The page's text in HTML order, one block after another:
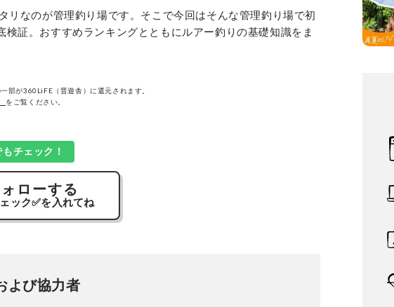
リなのが管理釣り場です。そこで今回はそんな管理釣り場で初
証。おすすめランキングとともにルアー釣りの基礎知識をま
部が360LiFE（晋遊舎）に還元されます。
をご覧ください。
チェック！
ローする
ック✅を入れてね
よび協力者